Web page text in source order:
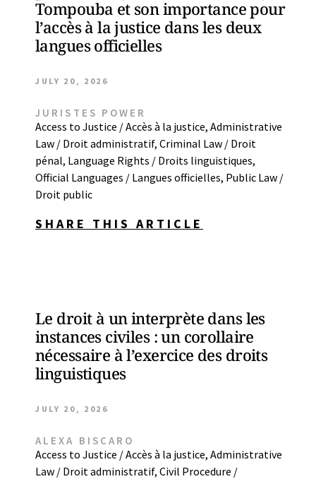
Tompouba et son importance pour
l’accès à la justice dans les deux
langues officielles
JULY 20, 2026
JURISTES POWER
Access to Justice / Accès à la justice, Administrative
Law / Droit administratif, Criminal Law / Droit
pénal, Language Rights / Droits linguistiques,
Official Languages / Langues officielles, Public Law /
Droit public
SHARE THIS ARTICLE
Le droit à un interprète dans les
instances civiles : un corollaire
nécessaire à l’exercice des droits
linguistiques
JULY 20, 2026
ALEXA BISCARO
Access to Justice / Accès à la justice, Administrative
Law / Droit administratif, Civil Procedure /